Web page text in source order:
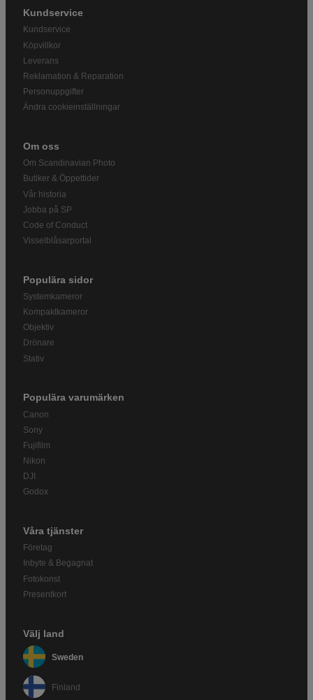
Kundservice
Kundservice
Köpvillkor
Leverans
Reklamation & Reparation
Personuppgifter
Ändra cookieinställningar
Om oss
Om Scandinavian Photo
Butiker & Öppettider
Vår historia
Jobba på SP
Code of Conduct
Visselblåsarportal
Populära sidor
Systemkameror
Kompaktkameror
Objektiv
Drönare
Stativ
Populära varumärken
Canon
Sony
Fujifilm
Nikon
DJI
Godox
Våra tjänster
Företag
Inbyte & Begagnat
Fotokonst
Presentkort
Välj land
Sweden
Finland